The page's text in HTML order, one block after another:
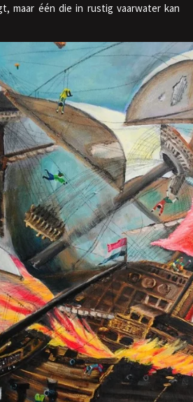
maar één die in rustig vaarwater kan